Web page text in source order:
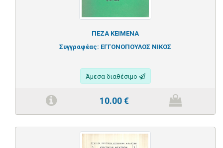
ΠΕΖΑ ΚΕΙΜΕΝΑ
Συγγραφέας: ΕΓΓΟΝΟΠΟΥΛΟΣ ΝΙΚΟΣ
Άμεσα διαθέσιμο
10.00€